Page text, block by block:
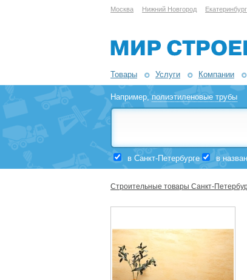
Москва Нижний Новгород Екатеринбург
Товары Услуги Компании
Например,полиэтиленовые трубы
в Санкт-Петербурге в
Строительные товары Санкт-